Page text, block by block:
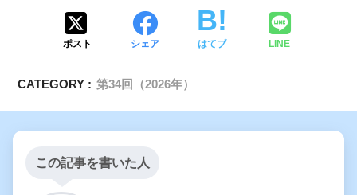
ポスト シェア はてブ LINE
CATEGORY : 第34回（2026年）
この記事を書いた人